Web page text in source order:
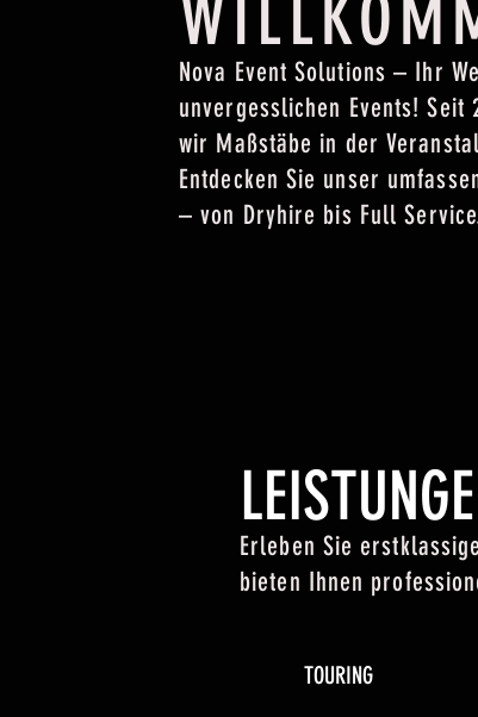
Nova Event Solutions – Ihr
unvergesslichen Events! Seit
wir Maßstäbe in der
Entdecken Sie unser
– von Dryhire bis Full
Erleben Sie
bieten Ihnen
TOURING